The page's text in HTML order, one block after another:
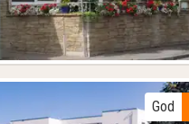
God